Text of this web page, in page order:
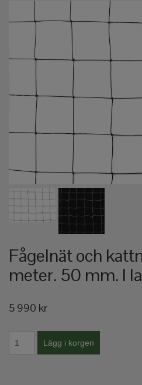
Fågelnät och
meter. 50 mm. I
5 990 kr